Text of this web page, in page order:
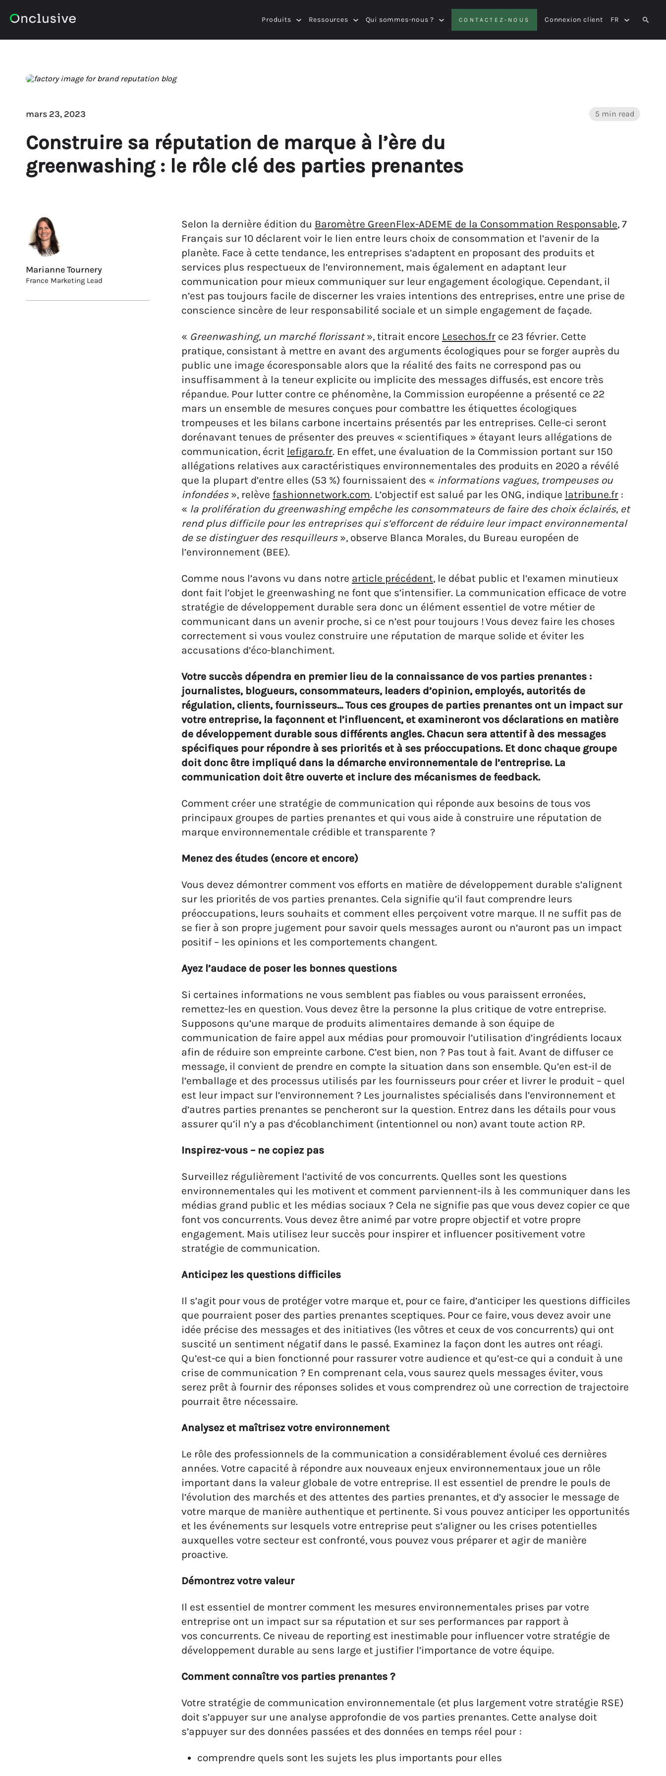
Produits Ressources Qui sommes-nous ? CONTACTEZ-NOUS Connexion client FR
mars 23, 2023 5 min read
Construire sa réputation de marque à l’ère du
greenwashing : le rôle clé des parties prenantes
Marianne Tournery
France Marketing Lead
Selon la dernière édition du Baromètre GreenFlex-ADEME de la Consommation Responsable, 7
Français sur 10 déclarent voir le lien entre leurs choix de consommation et l’avenir de la
planète. Face à cette tendance, les entreprises s’adaptent en proposant des produits et
services plus respectueux de l’environnement, mais également en adaptant leur
communication pour mieux communiquer sur leur engagement écologique. Cependant, il
n’est pas toujours facile de discerner les vraies intentions des entreprises, entre une prise de
conscience sincère de leur responsabilité sociale et un simple engagement de façade.
« Greenwashing, un marché florissant», titrait encore Lesechos.fr ce 23 février. Cette
pratique, consistant à mettre en avant des arguments écologiques pour se forger auprès du
public une image écoresponsable alors que la réalité des faits ne correspond pas ou
insuffisamment à la teneur explicite ou implicite des messages diffusés, est encore très
répandue. Pour lutter contre ce phénomène, la Commission européenne a présenté ce 22
mars un ensemble de mesures conçues pour combattre les étiquettes écologiques
trompeuses et les bilans carbone incertains présentés par les entreprises. Celle-ci seront
dorénavant tenues de présenter des preuves « scientifiques » étayant leurs allégations de
communication, écrit lefigaro.fr. En effet, une évaluation de la Commission portant sur 150
allégations relatives aux caractéristiques environnementales des produits en 2020 a révélé
que la plupart d’entre elles (53 %) fournissaient des « informations vagues, trompeuses ou
infondées», relève fashionnetwork.com. L’objectif est salué par les ONG, indique latribune.fr :
« la prolifération du greenwashing empêche les consommateurs de faire des choix éclairés, et
rend plus difficile pour les entreprises qui s’efforcent de réduire leur impact environnemental
de se distinguer des resquilleurs», observe Blanca Morales, du Bureau européen de
l’environnement (BEE).
Comme nous l’avons vu dans notre article précédent, le débat public et l’examen minutieux
dont fait l’objet le greenwashing ne font que s’intensifier. La communication efficace de votre
stratégie de développement durable sera donc un élément essentiel de votre métier de
communicant dans un avenir proche, si ce n’est pour toujours ! Vous devez faire les choses
correctement si vous voulez construire une réputation de marque solide et éviter les
accusations d’éco-blanchiment.
Votre succès dépendra en premier lieu de la connaissance de vos parties prenantes :
journalistes, blogueurs, consommateurs, leaders d’opinion, employés, autorités de
régulation, clients, fournisseurs… Tous ces groupes de parties prenantes ont un impact sur
votre entreprise, la façonnent et l’influencent, et examineront vos déclarations en matière
de développement durable sous différents angles. Chacun sera attentif à des messages
spécifiques pour répondre à ses priorités et à ses préoccupations. Et donc chaque groupe
doit donc être impliqué dans la démarche environnementale de l’entreprise. La
communication doit être ouverte et inclure des mécanismes de feedback.
Comment créer une stratégie de communication qui réponde aux besoins de tous vos
principaux groupes de parties prenantes et qui vous aide à construire une réputation de
marque environnementale crédible et transparente ?
Menez des études (encore et encore)
Vous devez démontrer comment vos efforts en matière de développement durable s’alignent
sur les priorités de vos parties prenantes. Cela signifie qu’il faut comprendre leurs
préoccupations, leurs souhaits et comment elles perçoivent votre marque. Il ne suffit pas de
se fier à son propre jugement pour savoir quels messages auront ou n’auront pas un impact
positif – les opinions et les comportements changent.
Ayez l’audace de poser les bonnes questions
Si certaines informations ne vous semblent pas fiables ou vous paraissent erronées,
remettez-les en question. Vous devez être la personne la plus critique de votre entreprise.
Supposons qu’une marque de produits alimentaires demande à son équipe de
communication de faire appel aux médias pour promouvoir l’utilisation d’ingrédients locaux
afin de réduire son empreinte carbone. C’est bien, non ? Pas tout à fait. Avant de diffuser ce
message, il convient de prendre en compte la situation dans son ensemble. Qu’en est-il de
l’emballage et des processus utilisés par les fournisseurs pour créer et livrer le produit – quel
est leur impact sur l’environnement ? Les journalistes spécialisés dans l’environnement et
d’autres parties prenantes se pencheront sur la question. Entrez dans les détails pour vous
assurer qu’il n’y a pas d’écoblanchiment (intentionnel ou non) avant toute action RP.
Inspirez-vous – ne copiez pas
Surveillez régulièrement l’activité de vos concurrents. Quelles sont les questions
environnementales qui les motivent et comment parviennent-ils à les communiquer dans les
médias grand public et les médias sociaux ? Cela ne signifie pas que vous devez copier ce que
font vos concurrents. Vous devez être animé par votre propre objectif et votre propre
engagement. Mais utilisez leur succès pour inspirer et influencer positivement votre
stratégie de communication.
Anticipez les questions difficiles
Il s’agit pour vous de protéger votre marque et, pour ce faire, d’anticiper les questions difficiles
que pourraient poser des parties prenantes sceptiques. Pour ce faire, vous devez avoir une
idée précise des messages et des initiatives (les vôtres et ceux de vos concurrents) qui ont
suscité un sentiment négatif dans le passé. Examinez la façon dont les autres ont réagi.
Qu’est-ce qui a bien fonctionné pour rassurer votre audience et qu’est-ce qui a conduit à une
crise de communication ? En comprenant cela, vous saurez quels messages éviter, vous
serez prêt à fournir des réponses solides et vous comprendrez où une correction de trajectoire
pourrait être nécessaire.
Analysez et maîtrisez votre environnement
Le rôle des professionnels de la communication a considérablement évolué ces dernières
années. Votre capacité à répondre aux nouveaux enjeux environnementaux joue un rôle
important dans la valeur globale de votre entreprise. Il est essentiel de prendre le pouls de
l’évolution des marchés et des attentes des parties prenantes, et d’y associer le message de
votre marque de manière authentique et pertinente. Si vous pouvez anticiper les opportunités
et les événements sur lesquels votre entreprise peut s’aligner ou les crises potentielles
auxquelles votre secteur est confronté, vous pouvez vous préparer et agir de manière
proactive.
Démontrez votre valeur
Il est essentiel de montrer comment les mesures environnementales prises par votre
entreprise ont un impact sur sa réputation et sur ses performances par rapport à
vos concurrents. Ce niveau de reporting est inestimable pour influencer votre stratégie de
développement durable au sens large et justifier l’importance de votre équipe.
Comment connaître vos parties prenantes ?
Votre stratégie de communication environnementale (et plus largement votre stratégie RSE)
doit s’appuyer sur une analyse approfondie de vos parties prenantes. Cette analyse doit
s’appuyer sur des données passées et des données en temps réel pour :
comprendre quels sont les sujets les plus importants pour elles